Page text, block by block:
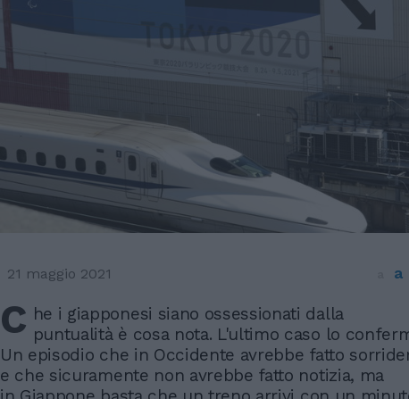
21 maggio 2021 a
C he i giapponesi siano ossessionati dalla
puntualità è cosa nota. L'ultimo caso lo
Un episodio che in Occidente avrebbe fatto
e che sicuramente non avrebbe fatto notizia, ma